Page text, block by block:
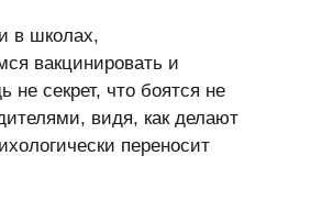
в школах,
вакцинировать и
не секрет, что боятся не
видя, как делают
переносит